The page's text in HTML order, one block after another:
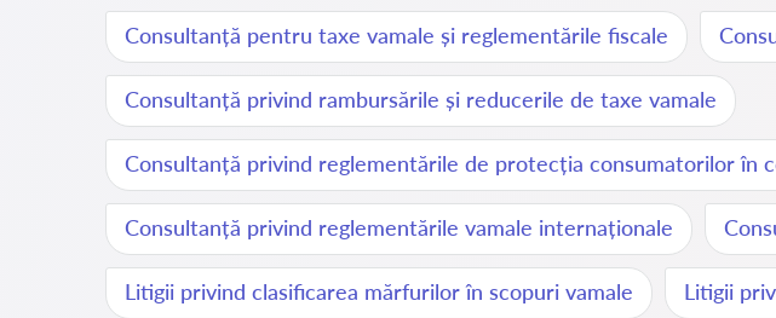
Consultanță pentru taxe vamale și reglementările fiscale
Consultanță privind rambursările și reducerile de taxe vamale
Consultanță privind reglementările de protecția consumatorilor în
Consultanță privind reglementările vamale internaționale
Litigii privind clasificarea mărfurilor în scopuri vamale Litigii